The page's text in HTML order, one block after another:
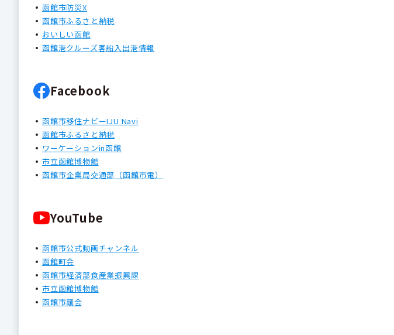
函館市防災X
函館市ふるさと納税
おいしい函館
函館港クルーズ客船入出港情報
Facebook
函館市移住ナビーIJU Navi
函館市ふるさと納税
ワーケーションin函館
市立函館博物館
函館市企業局交通部（函館市電）
YouTube
函館市公式動画チャンネル
函館町会
函館市経済部食産業振興課
市立函館博物館
函館市議会